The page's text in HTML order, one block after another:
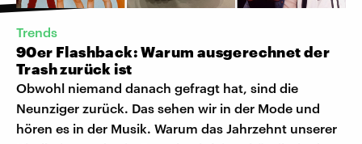
Trends
90er Flashback: Warum ausgerechnet der
Trash zurück ist
Obwohl niemand danach gefragt hat, sind die
Neunziger zurück. Das sehen wir in der Mode und
hören es in der Musik. Warum das Jahrzehnt unserer